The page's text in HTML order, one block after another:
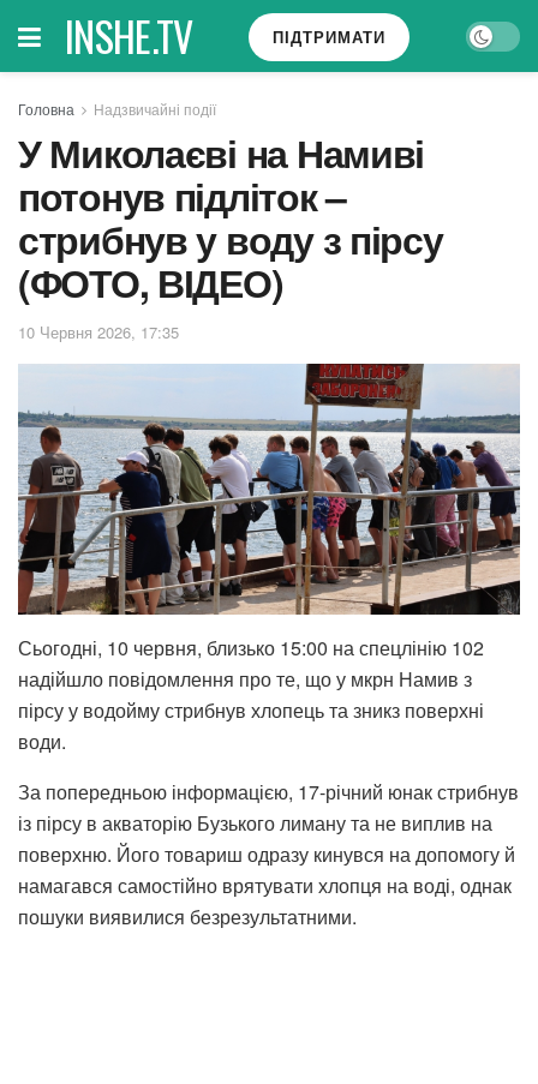
INSHE.TV ПІДТРИМАТИ
Головна Надзвичайні події
У Миколаєві на Намиві
потонув підліток –
стрибнув у воду з пірсу
(ФОТО, ВІДЕО)
10 Червня 2026, 17:35
Сьогодні, 10 червня, близько 15:00 на спецлінію 102
надійшло повідомлення про те, що у мкрн Намив з
пірсу у водойму стрибнув хлопець та зникз поверхні
води.
За попередньою інформацією, 17-річний юнак стрибнув
із пірсу в акваторію Бузького лиману та не виплив на
поверхню. Його товариш одразу кинувся на допомогу й
намагався самостійно врятувати хлопця на воді, однак
пошуки виявилися безрезультатними.